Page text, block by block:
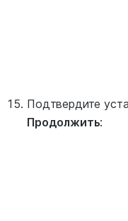
Подтвердите
Продолжить: